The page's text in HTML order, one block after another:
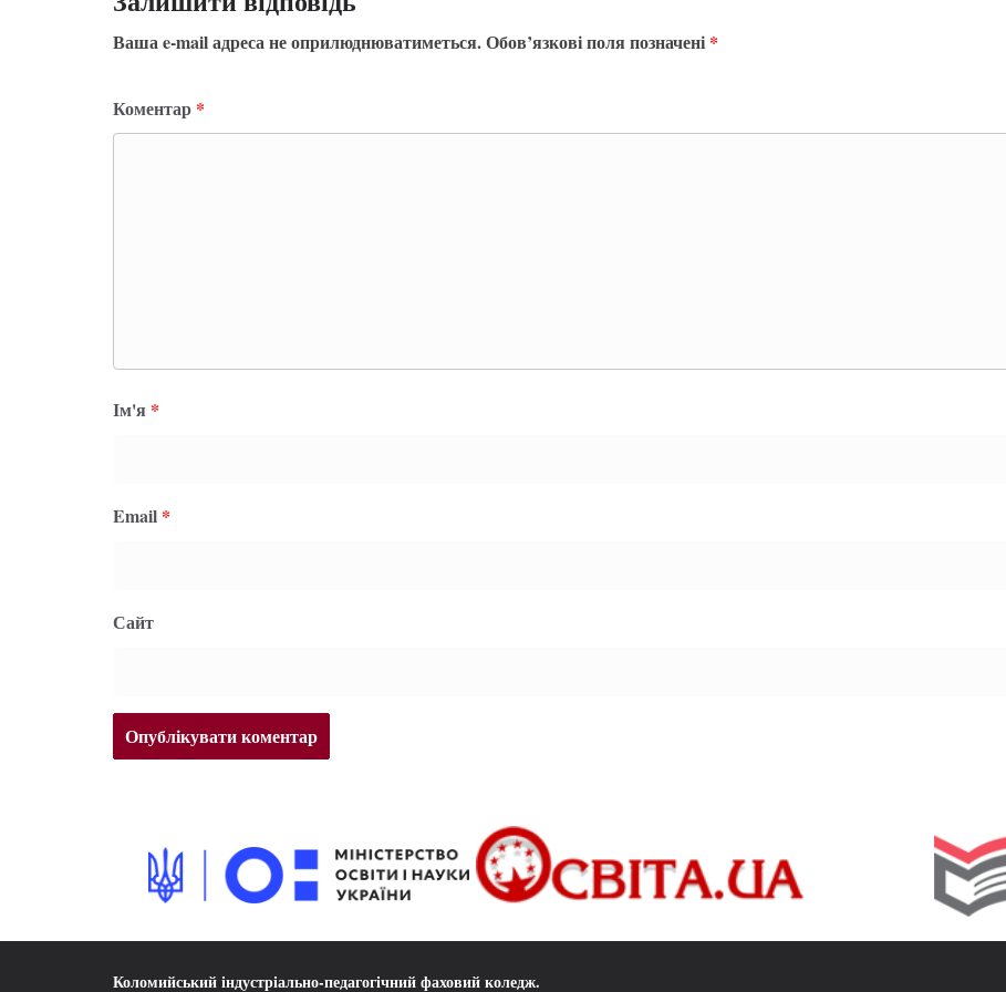
Ваша e-mail адреса не оприлюднюватиметься.Обов’язкові поля позначені *
Коментар *
Ім'я *
Email *
Сайт
Коломийський індустріально-педагогічний фаховий коледж.